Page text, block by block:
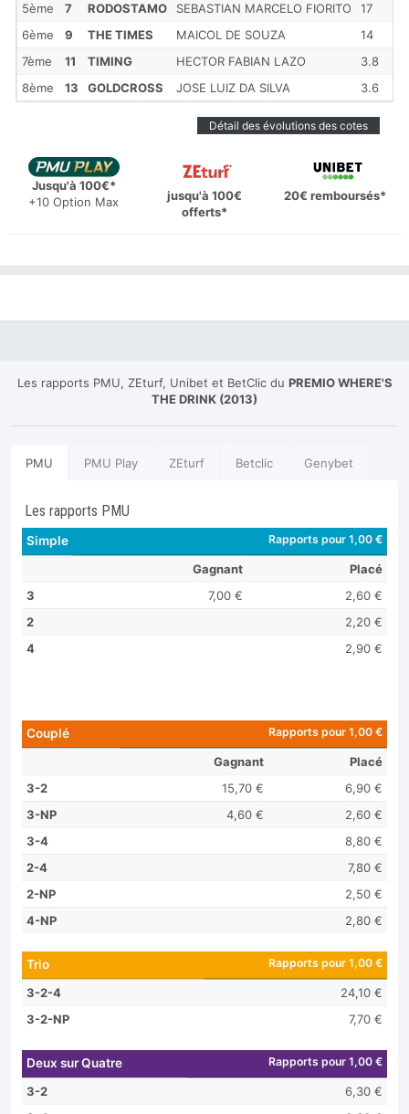
5ème
7 RODOSTAMO SEBASTIAN MARCELO FIORITO 17
6ème
9 THE TIMES MAICOL DE SOUZA 14
7ème
11 TIMING HECTOR FABIAN LAZO 3.8
8ème
13 GOLDCROSS JOSE LUIZ DA SILVA 3.6
Détail des évolutions des cotes
Jusqu'à 100€*
+10 Option Max
jusqu'à 100€
offerts*
20€ remboursés*
Les rapports PMU, ZEturf, Unibet et BetClic du PREMIO WHERE'S
THE DRINK (2013)
PMU PMU Play ZEturf Betclic Genybet
Les rapports PMU
Simple Rapports pour 1,00 €
Gagnant
Placé
3
7,00 €
2,60 €
2
2,20 €
4
2,90 €
Couplé Rapports pour 1,00 €
Gagnant
Placé
3-2
15,70 €
6,90 €
3-NP
4,60 €
2,60 €
3-4
8,80 €
2-4
7,80 €
2-NP
2,50 €
4-NP
2,80 €
Trio Rapports pour 1,00 €
3-2-4
24,10 €
3-2-NP
7,70 €
Deux sur Quatre Rapports pour 1,00 €
3-2
6,30 €